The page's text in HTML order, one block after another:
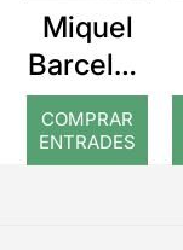
Miquel
Barcelon
a: Rojos
COMPRAR
ENTRADES